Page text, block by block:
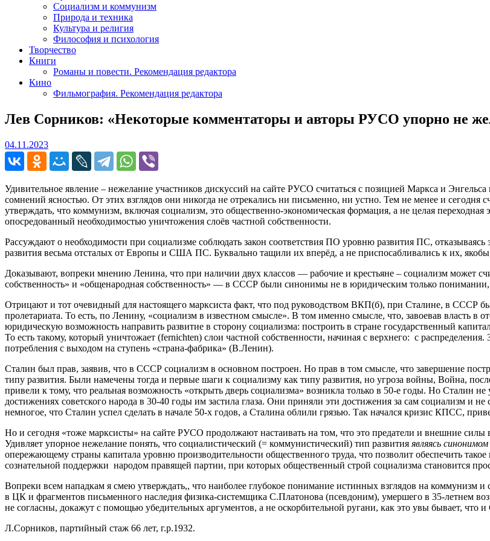
Социализм и коммунизм
Природа и техника
Культура и религия
Философия и психология
Творчество
Книги
Романы и повести. Рекомендация редактора
Кино
Фильмография. Рекомендация редактора
Лев Сорников: «Некоторые комментаторы и авторы РУСО упорно не
04.11.202304.11.2023
Удивительное явление – нежелание участников дискуссий на сайте РУСО считаться с позицией Маркса и
сомнений ясностью. От этих взглядов они никогда не отрекались ни письменно, ни устно. Тем не менее и
утверждать, что коммунизм, включая социализм, это общественно-экономическая формация, а не целая
опосредованный необходимостью уничтожения слоёв частной собственности.
Рассуждают о необходимости при социализме соблюдать закон соответствия ПО уровню развития ПС,
развития весьма отсталых от Европы и США ПС. Буквально тащили их вперёд, а не приспосабливались к их,
Доказывают, вопреки мнению Ленина, что при наличии двух классов — рабочие и крестьяне – социализм может
собственность» и «общенародная собственность» — в СССР были синонимы не в юридическим только понимании,
Отрицают и тот очевидный для настоящего марксиста факт, что под руководством ВКП(б), при Сталине, в СССР
пролетариата. То есть, по Ленину, «социализм в известном смысле». В том именно смысле, что, завоевав власть в
юридическую возможность направить развитие в сторону социализма: построить в стране государственный
То есть такому, который уничтожает (fernichten) слои частной собственности, начиная с верхнего: с
потребления с выходом на ступень «страна-фабрика» (В.Ленин).
Сталин был прав, заявив, что в СССР социализм в основном построен. Но прав в том смысле, что завершение
типу развития. Были намечены тогда и первые шаги к социализму как типу развития, но угроза войны, Война,
привели к тому, что реальная возможность «открыть дверь социализма» возникла только в 50-е годы. Но Сталин
достижениях советского народа в 30-40 годы им застила глаза. Они приняли эти достижения за сам социализм и
немногое, что Сталин успел сделать в начале 50-х годов, а Сталина облили грязью. Так начался кризис КПСС,
Но и сегодня «тоже марксисты» на сайте РУСО продолжают настаивать на том, что это предатели и внешние
Удивляет упорное нежелание понять, что социалистический (= коммунистический) тип развития являясь
опережающему страны капитала уровню производительности общественного труда, что позволит обеспечить
сознательной поддержки народом правящей партии, при которых общественный строй социализма становится
Вопреки всем нападкам я смею утверждать,, что наиболее глубокое понимание истинных взглядов на коммунизм
в ЦК и фрагментов письменного наследия физика-системщика С.Платонова (псевдоним), умершего в 35-летнем
не согласны, докажут с помощью убедительных аргументов, а не оскорбительной ругани, как это увы бывает, что
Л.Сорников, партийный стаж 66 лет, г.р.1932.